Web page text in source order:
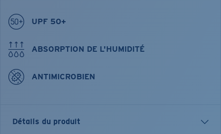
UPF 50+
ABSORPTION DE L'HUMIDITÉ
ANTIMICROBIEN
Détails du produit